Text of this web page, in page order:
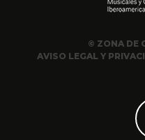
© ZONA DE
AVISO LEGAL Y